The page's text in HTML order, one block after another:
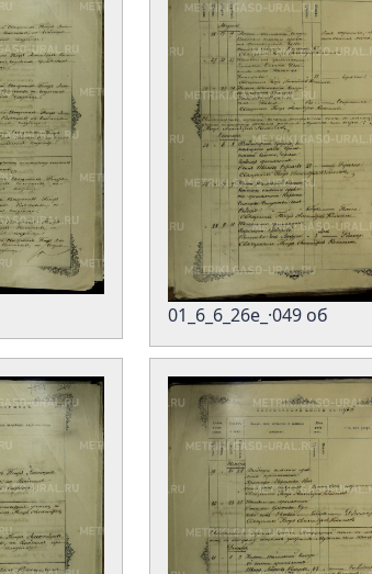
01_6_6_26е_·049 об